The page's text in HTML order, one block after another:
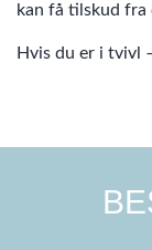
kan få tilskud fra
Hvis du er i tvivl